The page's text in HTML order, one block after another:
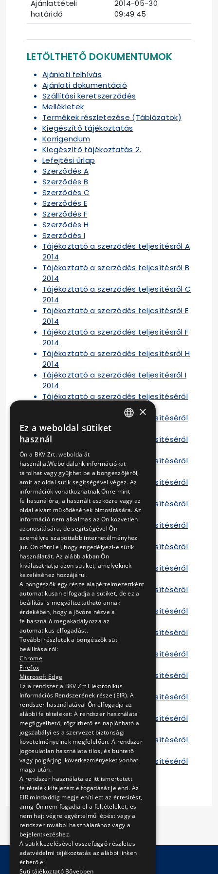
Ajánlattételi
határidő
2014-05-30
09:49:45
LETÖLTHETŐ DOKUMENTUMOK
Ajánlati felhívás
Ajánlati dokumentáció
Szállítási keretszerződés
Mellékletek
Termékek részletezése (Táblázatok)
Kiegészítő tájékoztatás
Korrigendum
Kiegészítő tájékoztatás 2.
Lefejtési űrlap
Szerződés A
Szerződés B
Szerződés C
Szerződés E
Szerződés F
Szerződés H
Szerződés I
Tájékoztató a szerződés teljesítésről A
2014
Tájékoztató a szerződés teljesítésről B
2014
Tájékoztató a szerződés teljesítésről C
2014
Tájékoztató a szerződés teljesítésről E
2014
Tájékoztató a szerződés teljesítésről F
2014
Tájékoztató a szerződés teljesítésről H
2014
Tájékoztató a szerződés teljesítésről I
2014
Tájékoztató a szerződés teljesítéséről
Tájékoztató a szerződés teljesítéséről
B 2015
Tájékoztató a szerződés teljesítéséről
C 2015
Tájékoztató a szerződés teljesítéséről
E 2015
Tájékoztató a szerződés teljesítéséről
F 2015
Tájékoztató a szerződés teljesítéséről
H 2015
Tájékoztató a szerződés teljesítéséről
I 2015
Tájékoztató a szerződés teljesítéséről
A 2016
Tájékoztató a szerződés teljesítéséről
B 2016
Tájékoztató a szerződés teljesítéséről
C 2016
Tájékoztató a szerződés teljesítéséről
E 2016
Tájékoztató a szerződés teljesítéséről
F 2016
Tájékoztató a szerződés teljesítéséről
Tájékoztató a szerződés teljesítéséről
I 2016
Tájékoztató a szerződés teljesítéséről
H 2017
Tájékoztató a szerződés teljesítéséről
I 2017
Tájékoztató a szerződés teljesítéséről
I 2018
Tájékoztató a szerződés teljesítéséről
I 2019
×
Ez a weboldal sütiket
használ
Ön a BKV Zrt. weboldalát
használja.Weboldalunk információkat
tárolhat vagy gyűjthet be a böngészőjéről,
amit az oldal sütik segítségével végez. Az
információk vonatkozhatnak Önre mint
felhasználóra, a használt eszközre vagy az
oldal elvárt működésének biztosítására. Az
információ nem alkalmas az Ön közvetlen
azonosítására, de segítségével Ön
személyre szabottabb internetélményhez
jut. Ön dönti el, hogy engedélyezi-e sütik
használatát. Az alábbiakban Ön
kiválaszthatja azon sütiket, amelyeknek
kezeléséhez hozzájárul.
A böngészők egy része alapértelmezettként
automatikusan elfogadja a sütiket, de ez a
beállítás is megváltoztatható annak
érdekében, hogy a jövőre nézve a
felhasználó megakadályozza az
automatikus elfogadást.
További részletek a böngészők süti
beállításairól:
Chrome
Firefox
Microsoft Edge
Ez a rendszer a BKV Zrt Elektronikus
Információs Rendszerének része (EIR). A
rendszer használatával Ön elfogadja az
alábbi feltételeket: A rendszer használata
megfigyelhető, rögzithető es naplózható a
jogszabályi es a szervezet biztonsági
követelményeinek megfelelően. A rendszer
jogosulatlan használata tilos, és büntető
vagy polgárjogi következményeket vonhat
maga után.
A rendszer használata az itt ismertetett
feltételek kifejezett elfogadását jelenti. Az
EIR mindaddig megjeleníti ezt az értesitést,
amig Ön nem fogadja el a feltételeket, es
nem hajt végre egyértelmű lépést vagy a
rendszer további használatához vagy a
bejelentkezéshez.
A sütik kezelésével összefüggő részletes
adatvédelmi tájékoztatás az alábbi linken
érhető el.
Süti tájékoztató Bővebben